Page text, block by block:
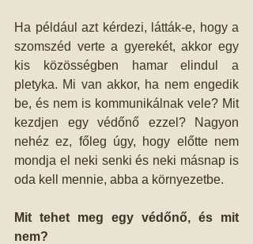
Ha például azt kérdezi, látták-e, hogy a
szomszéd verte a gyerekét, akkor egy
kis közösségben hamar elindul a
pletyka. Mi van akkor, ha nem engedik
be, és nem is kommunikálnak vele? Mit
kezdjen egy védőnő ezzel? Nagyon
nehéz ez, főleg úgy, hogy előtte nem
mondja el neki senki és neki másnap is
oda kell mennie, abba a környezetbe.
Mit tehet meg egy védőnő, és mit
nem?